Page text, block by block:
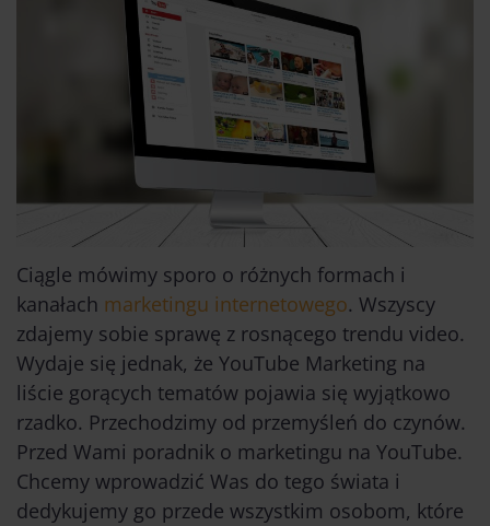
Ciągle mówimy sporo o różnych formach i
kanałach marketingu internetowego. Wszyscy
zdajemy sobie sprawę z rosnącego trendu video.
Wydaje się jednak, że YouTube Marketing na
liście gorących tematów pojawia się wyjątkowo
rzadko. Przechodzimy od przemyśleń do czynów.
Przed Wami poradnik o marketingu na YouTube.
Chcemy wprowadzić Was do tego świata i
dedykujemy go przede wszystkim osobom, które